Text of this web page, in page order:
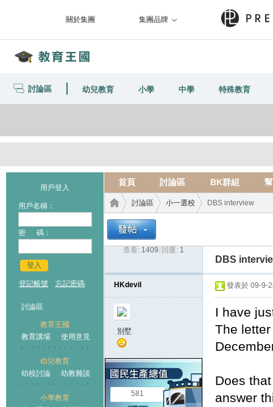
關於集團 集團品牌
討論區 幼兒教育 小學 中學 特殊教育
用戶登入
用戶名稱：
密 碼：
登入
登記帳號 忘記密碼
討論區
教育王國
教育講場
使用意見
幼兒教育
幼校討論
幼教雜談
小學教育
首頁 討論區 BK群組
王國
討論區
›
小一選校 DBS interview
查看: 1409 回覆: 1
DBS
HKdevil
別墅
581
發表於 09-9-
I have
The
Does
answer